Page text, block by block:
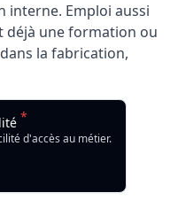
interne. Emploi aussi
déjà une formation ou
la fabrication,
*
d'accès au métier.